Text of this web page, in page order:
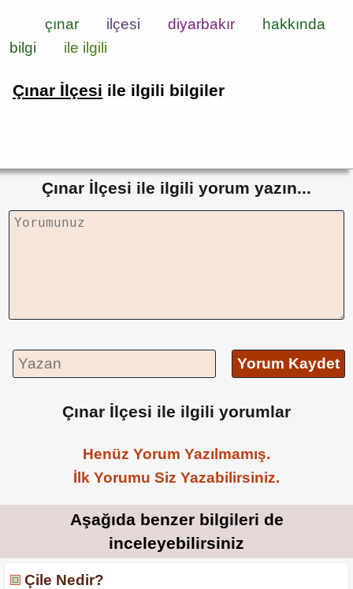
çınar ilçesi diyarbakır
hakkında
bilgi
ile ilgili
Çınar İlçesi ile ilgili bilgiler
Çınar İlçesi ile ilgili yorum yazın...
Yorum Kaydet
Çınar İlçesi ile ilgili yorumlar
Henüz Yorum Yazılmamış.
İlk Yorumu Siz Yazabilirsiniz.
Aşağıda benzer bilgileri de
inceleyebilirsiniz
Çile Nedir?